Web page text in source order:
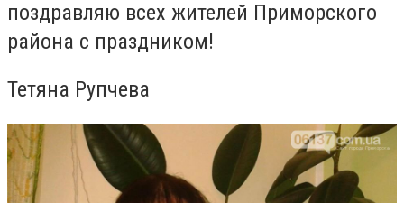
поздравляю всех жителей Приморского
района с праздником!
Тетяна Рупчева